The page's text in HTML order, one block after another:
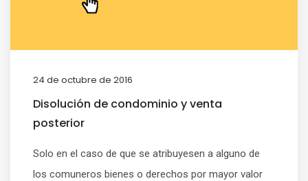
24 de octubre de 2016
Disolución de condominio y venta
posterior
Solo en el caso de que se atribuyesen a alguno de
los comuneros bienes o derechos por mayor valor